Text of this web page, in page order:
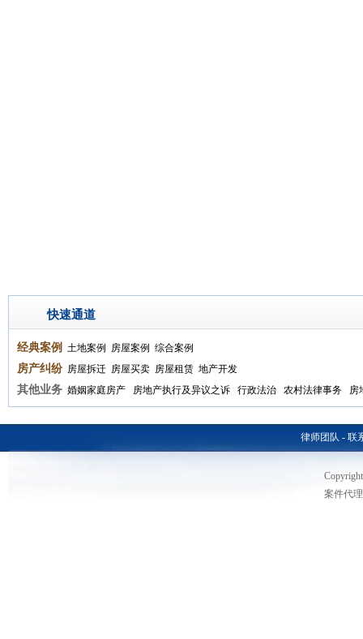
快速通道
经典案例 土地案例 房屋案例 综合案例
房产纠纷 房屋拆迁 房屋买卖 房屋租赁 地产开发
其他业务 婚姻家庭房产 房地产执行及异议之诉 行政法治 农村法律事务 房
律师团队 - 联
案件代